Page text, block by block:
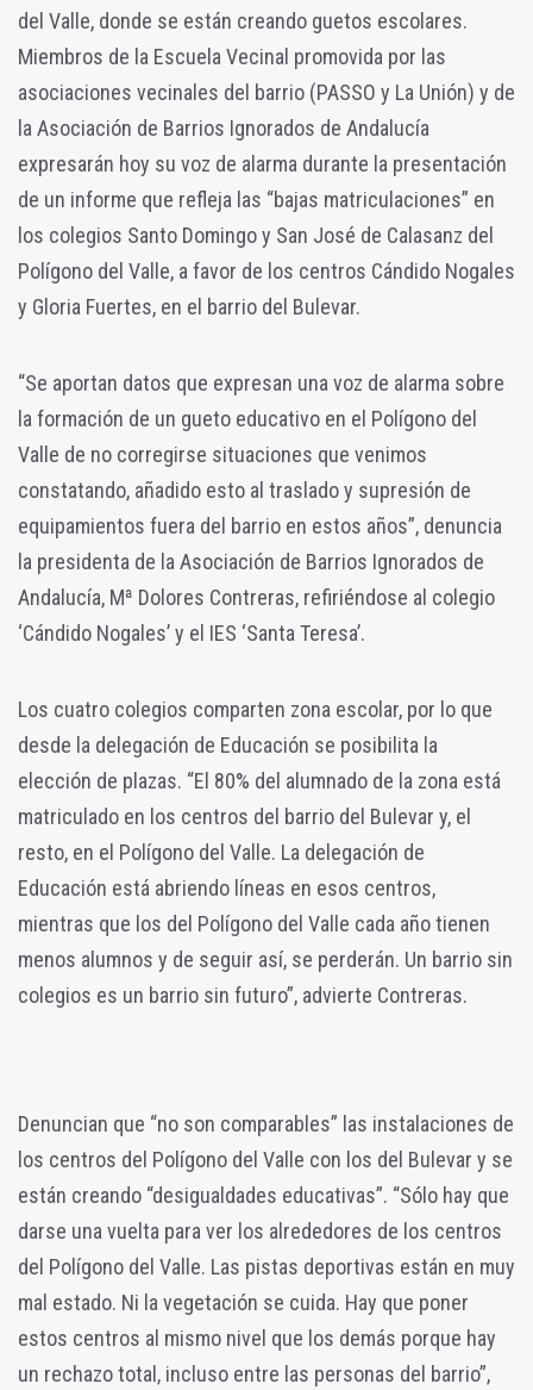
del Valle, donde se están creando guetos escolares.
Miembros de la Escuela Vecinal promovida por las
asociaciones vecinales del barrio (PASSO y La Unión) y de
la Asociación de Barrios Ignorados de Andalucía
expresarán hoy su voz de alarma durante la presentación
de un informe que refleja las “bajas matriculaciones” en
los colegios Santo Domingo y San José de Calasanz del
Polígono del Valle, a favor de los centros Cándido Nogales
y Gloria Fuertes, en el barrio del Bulevar.
“Se aportan datos que expresan una voz de alarma sobre
la formación de un gueto educativo en el Polígono del
Valle de no corregirse situaciones que venimos
constatando, añadido esto al traslado y supresión de
equipamientos fuera del barrio en estos años”, denuncia
la presidenta de la Asociación de Barrios Ignorados de
Andalucía, Mª Dolores Contreras, refiriéndose al colegio
‘Cándido Nogales’ y el IES ‘Santa Teresa’.
Los cuatro colegios comparten zona escolar, por lo que
desde la delegación de Educación se posibilita la
elección de plazas. “El 80% del alumnado de la zona está
matriculado en los centros del barrio del Bulevar y, el
resto, en el Polígono del Valle. La delegación de
Educación está abriendo líneas en esos centros,
mientras que los del Polígono del Valle cada año tienen
menos alumnos y de seguir así, se perderán. Un barrio sin
colegios es un barrio sin futuro”, advierte Contreras.
Denuncian que “no son comparables” las instalaciones de
los centros del Polígono del Valle con los del Bulevar y se
están creando “desigualdades educativas”. “Sólo hay que
darse una vuelta para ver los alrededores de los centros
del Polígono del Valle. Las pistas deportivas están en muy
mal estado. Ni la vegetación se cuida. Hay que poner
estos centros al mismo nivel que los demás porque hay
un rechazo total, incluso entre las personas del barrio”,